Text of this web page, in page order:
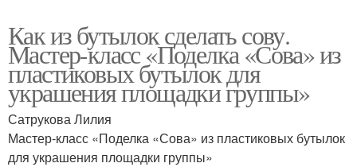
Как из бутылок сделать сову.
Мастер-класс «Поделка «Сова» из
пластиковых бутылок для
украшения площадки группы»
Сатрукова Лилия
Мастер-класс «Поделка «Сова» из пластиковых бутылок
для украшения площадки группы»